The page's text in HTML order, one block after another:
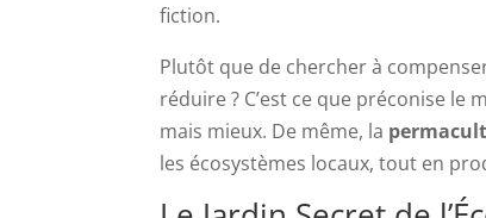
fiction.
Plutôt que de chercher à
réduire ? C’est ce que préconise le
mais mieux. De même, la
les écosystèmes locaux, tout en